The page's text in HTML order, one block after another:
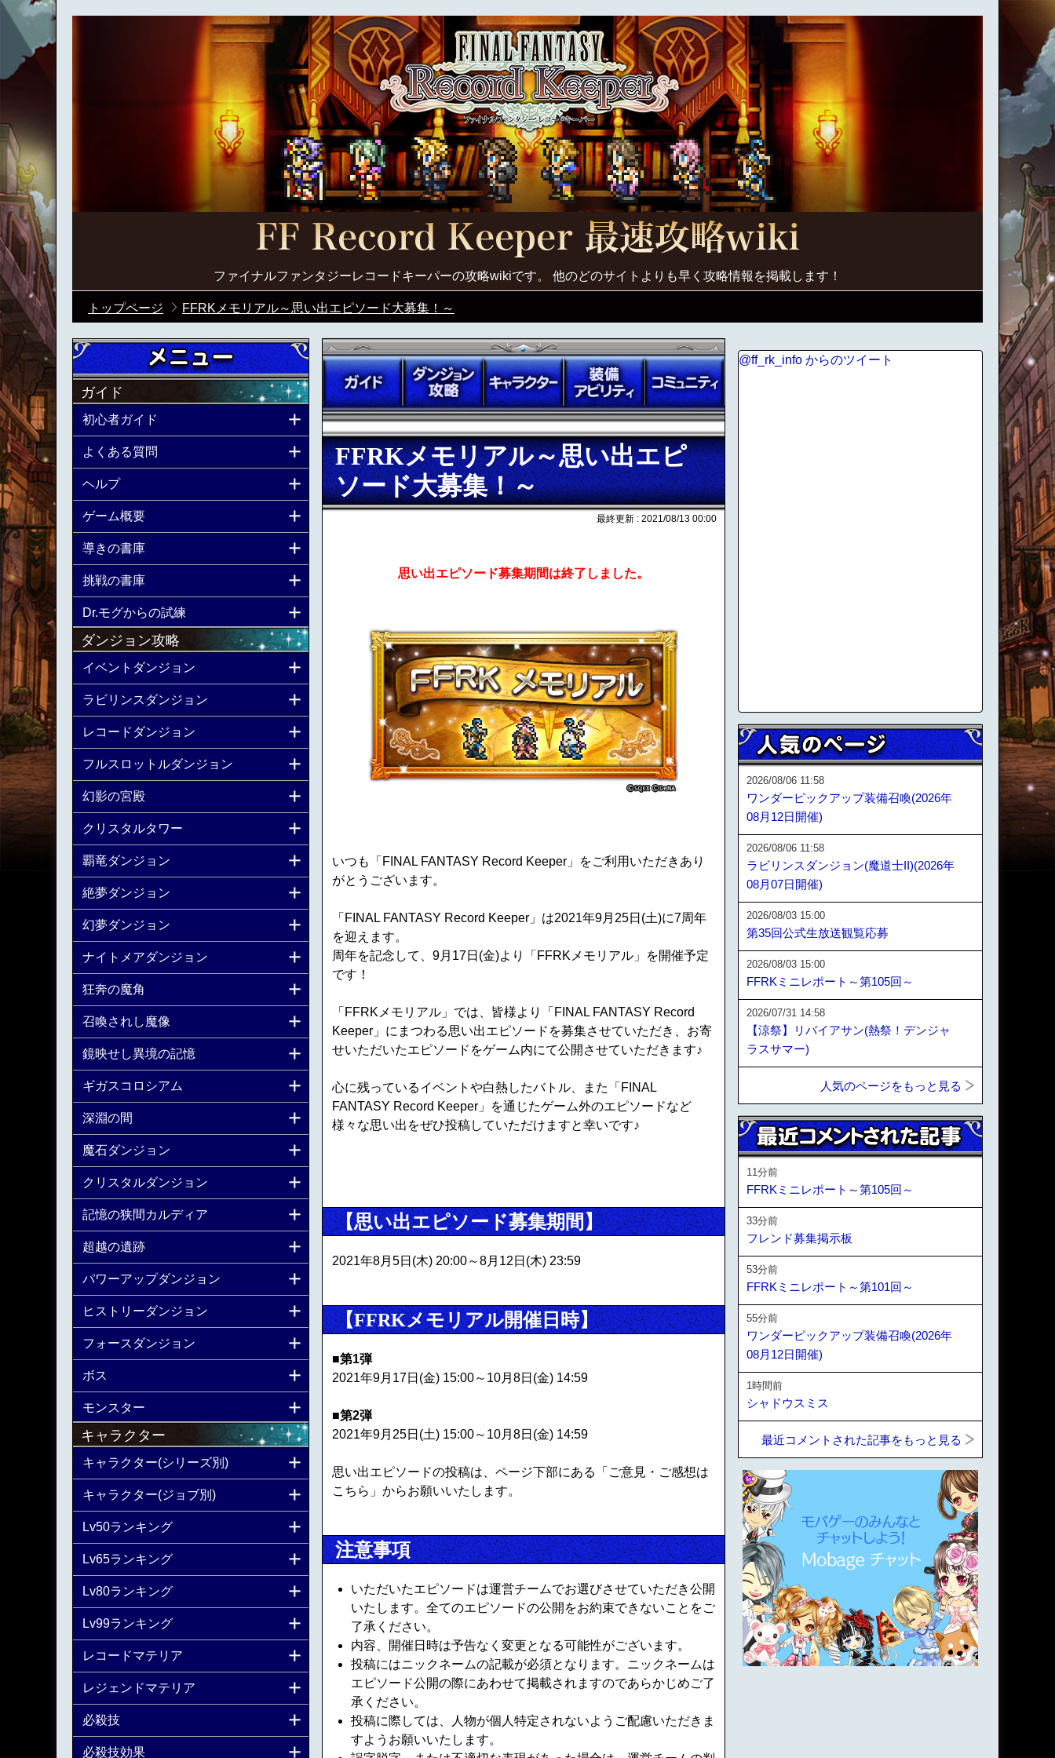
ファイナルファンタジーレコードキーパーの攻略wikiです。 他のどのサイトよりも早く攻略情報を掲載します！
トップページ FFRKメモリアル～思い出エピソード大募集！～
FFRKメモリアル～思い出エピ
ソード大募集！～
最終更新 : 2021/08/13 00:00
思い出エピソード募集期間は終了しました。
いつも「FINAL FANTASY Record Keeper」をご利用いただきあり
がとうございます。
「FINAL FANTASY Record Keeper」は2021年9月25日(土)に7周年
を迎えます。
周年を記念して、9月17日(金)より「FFRKメモリアル」を開催予定
です！
「FFRKメモリアル」では、皆様より「FINAL FANTASY Record
Keeper」にまつわる思い出エピソードを募集させていただき、お寄
せいただいたエピソードをゲーム内にて公開させていただきます♪
心に残っているイベントや白熱したバトル、また「FINAL
FANTASY Record Keeper」を通じたゲーム外のエピソードなど
様々な思い出をぜひ投稿していただけますと幸いです♪
【思い出エピソード募集期間】
2021年8月5日(木) 20:00～8月12日(木) 23:59
【FFRKメモリアル開催日時】
■第1弾
2021年9月17日(金) 15:00～10月8日(金) 14:59
■第2弾
2021年9月25日(土) 15:00～10月8日(金) 14:59
思い出エピソードの投稿は、ページ下部にある「ご意見・ご感想は
こちら」からお願いいたします。
注意事項
いただいたエピソードは運営チームでお選びさせていただき公開
いたします。全てのエピソードの公開をお約束できないことをご
了承ください。
内容、開催日時は予告なく変更となる可能性がございます。
投稿にはニックネームの記載が必須となります。ニックネームは
エピソード公開の際にあわせて掲載されますのであらかじめご了
承ください。
投稿に際しては、人物が個人特定されないようご配慮いただきま
すようお願いいたします。
ガイド
初心者ガイド
よくある質問
ヘルプ
ゲーム概要
導きの書庫
挑戦の書庫
Dr.モグからの試練
ダンジョン攻略
イベントダンジョン
ラビリンスダンジョン
レコードダンジョン
フルスロットルダンジョン
幻影の宮殿
クリスタルタワー
覇竜ダンジョン
絶夢ダンジョン
幻夢ダンジョン
ナイトメアダンジョン
狂奔の魔角
召喚されし魔像
鏡映せし異境の記憶
ギガスコロシアム
深淵の間
魔石ダンジョン
クリスタルダンジョン
記憶の狭間カルディア
超越の遺跡
パワーアップダンジョン
ヒストリーダンジョン
フォースダンジョン
ボス
モンスター
キャラクター
キャラクター(シリーズ別)
キャラクター(ジョブ別)
Lv50ランキング
Lv65ランキング
Lv80ランキング
Lv99ランキング
レコードマテリア
レジェンドマテリア
必殺技
必殺技効果
@ff_rk_info からのツイート
2026/08/06 11:58
ワンダーピックアップ装備召喚(2026年
08月12日開催)
2026/08/06 11:58
ラビリンスダンジョン(魔道士II)(2026年
08月07日開催)
2026/08/03 15:00
第35回公式生放送観覧応募
2026/08/03 15:00
FFRKミニレポート～第105回～
2026/07/31 14:58
【涼祭】リバイアサン(熱祭！デンジャ
ラスサマー)
人気のページをもっと見る
11分前
FFRKミニレポート～第105回～
33分前
フレンド募集掲示板
53分前
FFRKミニレポート～第101回～
55分前
ワンダーピックアップ装備召喚(2026年
08月12日開催)
1時間前
シャドウスミス
最近コメントされた記事をもっと見る